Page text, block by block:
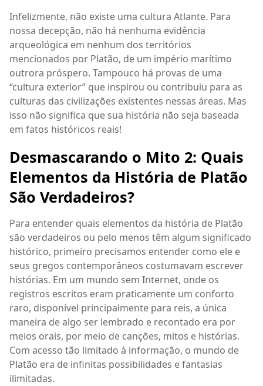
Infelizmente, não existe uma cultura Atlante. Para
nossa decepção, não há nenhuma evidência
arqueológica em nenhum dos territórios
mencionados por Platão, de um império marítimo
outrora próspero. Tampouco há provas de uma
“cultura exterior” que inspirou ou contribuiu para as
culturas das civilizações existentes nessas áreas. Mas
isso não significa que sua história não seja baseada
em fatos históricos reais!
Desmascarando o Mito 2: Quais
Elementos da História de Platão
São Verdadeiros?
Para entender quais elementos da história de Platão
são verdadeiros ou pelo menos têm algum significado
histórico, primeiro precisamos entender como ele e
seus gregos contemporâneos costumavam escrever
histórias. Em um mundo sem Internet, onde os
registros escritos eram praticamente um conforto
raro, disponível principalmente para reis, a única
maneira de algo ser lembrado e recontado era por
meios orais, por meio de canções, mitos e histórias.
Com acesso tão limitado à informação, o mundo de
Platão era de infinitas possibilidades e fantasias
ilimitadas.